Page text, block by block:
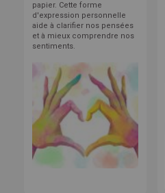
papier. Cette forme
d'expression personnelle
aide à clarifier nos pensées
et à mieux comprendre nos
sentiments.